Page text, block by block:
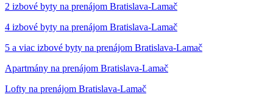
2 izbové byty na prenájom Bratislava-Lamač
4 izbové byty na prenájom Bratislava-Lamač
5 a viac izbové byty na prenájom Bratislava-Lamač
Apartmány na prenájom Bratislava-Lamač
Lofty na prenájom Bratislava-Lamač